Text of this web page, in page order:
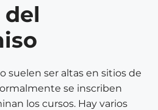
suelen ser altas en sitios de
se inscriben
los cursos. Hay varios